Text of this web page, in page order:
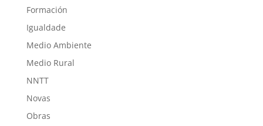
Formación
Igualdade
Medio Ambiente
Medio Rural
NNTT
Novas
Obras